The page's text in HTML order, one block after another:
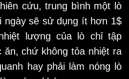
cứu, trung bình một lò
ngày sẽ sử dụng ít hơn 1$
lượng của lò chỉ tập
ăn, chứ không tỏa nhiệt ra
hay phải làm nóng lò